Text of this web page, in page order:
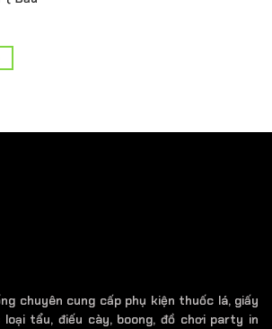
chuyên cung cấp phụ kiện thuốc lá, giấy
loại tẩu, điếu cày, boong, đồ chơi party in